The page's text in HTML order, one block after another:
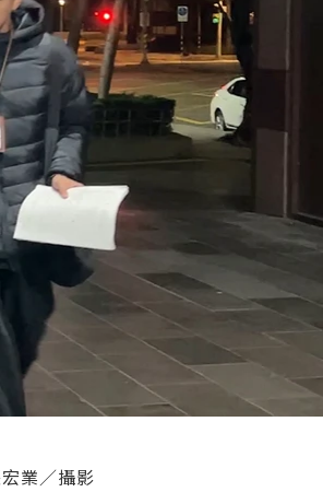
業／攝影